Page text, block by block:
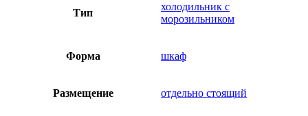
Тип
холодильник с
морозильником
Форма шкаф
Размещение отдельно стоящий